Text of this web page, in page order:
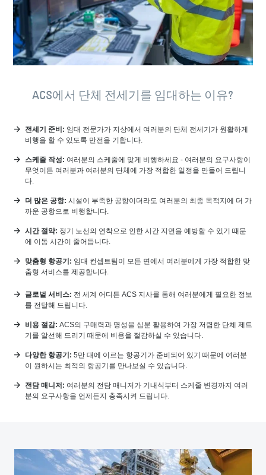
ACS에서 단체 전세기를 임대하는 이유?
전세기 준비: 임대 전문가가 지상에서 여러분의 단체 전세기가 원활하게
비행을 할 수 있도록 만전을 기합니다.
스케줄 작성: 여러분의 스케줄에 맞게 비행하세요 - 여러분의 요구사항이
무엇이든 여러분과 여러분의 단체에 가장 적합한 일정을 만들어 드립니
다.
더 많은 공항: 시설이 부족한 공항이더라도 여러분의 최종 목적지에 더 가
까운 공항으로 비행합니다.
시간 절약: 정기 노선의 연착으로 인한 시간 지연을 예방할 수 있기 때문
에 이동 시간이 줄어듭니다.
맞춤형 항공기: 임대 컨셉트팀이 모든 면에서 여러분에게 가장 적합한 맞
춤형 서비스를 제공합니다.
글로벌 서비스: 전 세계 어디든 ACS 지사를 통해 여러분에게 필요한 정보
를 전달해 드립니다.
비용 절감: ACS의 구매력과 명성을 십분 활용하여 가장 저렴한 단체 제트
기를 알선해 드리기 때문에 비용을 절감하실 수 있습니다.
다양한 항공기: 5만 대에 이르는 항공기가 준비되어 있기 때문에 여러분
이 원하시는 최적의 항공기를 만나보실 수 있습니다.
전담 매니저: 여러분의 전담 매니저가 기내식부터 스케줄 변경까지 여러
분의 요구사항을 언제든지 충족시켜 드립니다.